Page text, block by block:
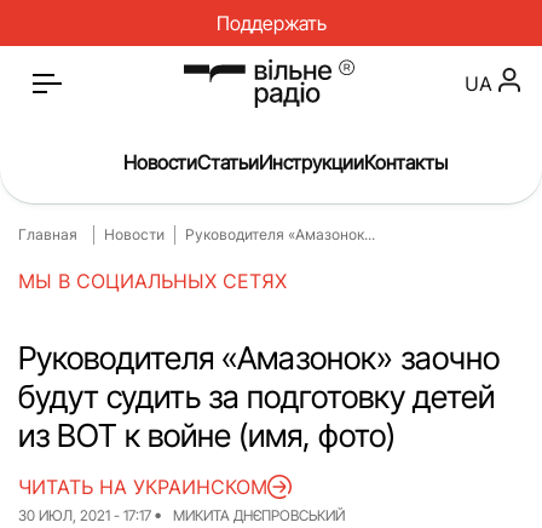
Поддержать
Главная
О нас
Инструкции
Спорт
Интервью
Досье
Репортаж
Блог
Проекты
UA
НовостиСтатьиИнструкцииКонтакты
Главная Новости Руководителя «Амазонок...
МЫ В СОЦИАЛЬНЫХ СЕТЯХ
Руководителя «Амазонок» заочно
будут судить за подготовку детей
из ВОТ к войне (имя, фото)
30 ИЮЛ, 2021 - 17:17 МИКИТА ДНЄПРОВСЬКИЙ
ЧИТАТЬ НА УКРАИНСКОМ